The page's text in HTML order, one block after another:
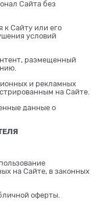
Сайта без
к Сайту или его
условий
размещенный
и рекламных
на Сайте.
данные о
на Сайте, в законных
оферты.